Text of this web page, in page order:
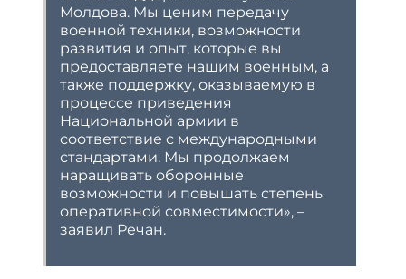
Молдова. Мы ценим передачу
военной техники, возможности
развития и опыт, которые вы
предоставляете нашим военным, а
также поддержку, оказываемую в
процессе приведения
Национальной армии в
соответствие с международными
стандартами. Мы продолжаем
наращивать оборонные
возможности и повышать степень
оперативной совместимости», –
заявил Речан.